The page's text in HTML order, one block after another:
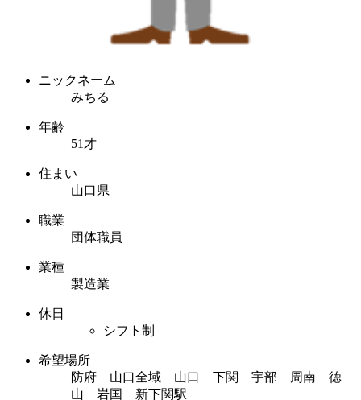
ニックネーム
みちる
年齢
51才
住まい
山口県
職業
団体職員
業種
製造業
休日
シフト制
希望場所
防府 山口全域 山口 下関 宇部 周南 徳
山 岩国 新下関駅